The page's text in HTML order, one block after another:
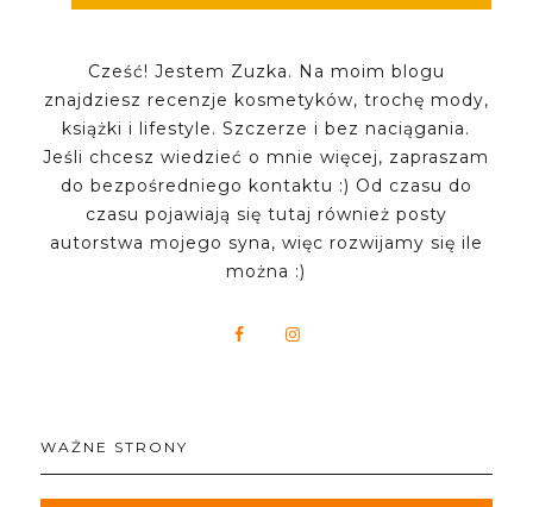
Cześć! Jestem Zuzka. Na moim blogu
znajdziesz recenzje kosmetyków, trochę mody,
książki i lifestyle. Szczerze i bez naciągania.
Jeśli chcesz wiedzieć o mnie więcej, zapraszam
do bezpośredniego kontaktu :) Od czasu do
czasu pojawiają się tutaj również posty
autorstwa mojego syna, więc rozwijamy się ile
można :)
WAŻNE STRONY